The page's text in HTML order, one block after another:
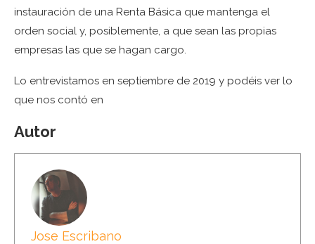
instauración de una Renta Básica que mantenga el
orden social y, posiblemente, a que sean las propias
empresas las que se hagan cargo.
Lo entrevistamos en septiembre de 2019 y podéis ver lo
que nos contó en
Autor
Jose Escribano